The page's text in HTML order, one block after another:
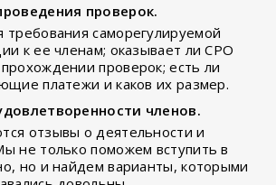
проверок.
требования саморегулируемой
к ее членам; оказывает ли СРО
проверок; есть ли
платежи и каков их размер.
членов.
отзывы о деятельности и
не только поможем вступить в
но и найдем варианты, которыми